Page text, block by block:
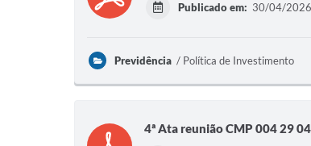
Publicado em: 30/04/2026
Previdência Política de Investimento
4ª Ata reunião CMP 004 29